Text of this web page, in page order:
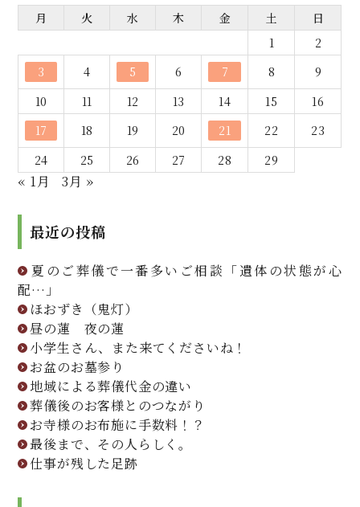
月 火 水 木 金 土
日
1
2
3
4 5 6 7 8
9
10
11 12 13 14 15
16
17
18 19 20 21 22
23
24
25 26 27 28 29
« 1月 3月 »
最近の投稿
夏のご葬儀で一番多いご相談「遺体の状態が心
配…」
ほおずき（鬼灯）
昼の蓮 夜の蓮
小学生さん、また来てくださいね！
お盆のお墓参り
地域による葬儀代金の違い
葬儀後のお客様とのつながり
お寺様のお布施に手数料！？
最後まで、その人らしく。
仕事が残した足跡